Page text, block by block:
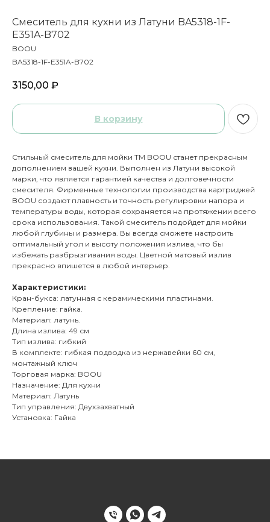
Смеситель для кухни из Латуни BA5318-1F-
E351A-B702
BOOU
BA5318-1F-E351A-B702
3150,00 ₽
В корзину
Стильный смеситель для мойки ТМ BOOU станет прекрасным
дополнением вашей кухни. Выполнен из Латуни высокой
марки, что является гарантией качества и долговечности
смесителя. Фирменные технологии производства картриджей
BOOU создают плавность и точность регулировки напора и
температуры воды, которая сохраняется на протяжении всего
срока использования. Такой смеситель подойдет для мойки
любой глубины и размера. Вы всегда сможете настроить
оптимальный угол и высоту положения излива, что бы
избежать разбрызгивания воды. Цветной матовый излив
прекрасно впишется в любой интерьер.
Характеристики:
Кран-букса: латунная с керамическими пластинами.
Крепление: гайка.
Материал: латунь.
Длина излива: 49 см
Тип излива: гибкий
В комплекте: гибкая подводка из нержавейки 60 см,
монтажный ключ
Торговая марка: BOOU
Назначение: Для кухни
Материал: Латунь
Тип управления: Двухзахватный
Установка: Гайка